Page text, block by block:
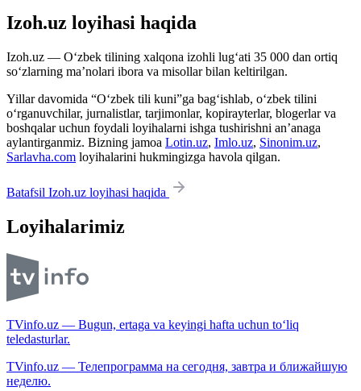
Izoh.uz loyihasi haqida
Izoh.uz — O‘zbek tilining xalqona izohli lug‘ati 35 000 dan ortiq
so‘zlarning ma’nolari ibora va misollar bilan keltirilgan.
Yillar davomida “O‘zbek tili kuni”ga bag‘ishlab, o‘zbek tilini
o‘rganuvchilar, jurnalistlar, tarjimonlar, kopirayterlar, blogerlar va
boshqalar uchun foydali loyihalarni ishga tushirishni an’anaga
aylantirganmiz. Bizning jamoa Lotin.uz, Imlo.uz, Sinonim.uz,
Sarlavha.com loyihalarini hukmingizga havola qilgan.
Batafsil Izoh.uz loyihasi haqida
Loyihalarimiz
TVinfo.uz — Bugun, ertaga va keyingi hafta uchun to‘liq
teledasturlar.
TVinfo.uz — Телепрограмма на сегодня, завтра и ближайшую
неделю.